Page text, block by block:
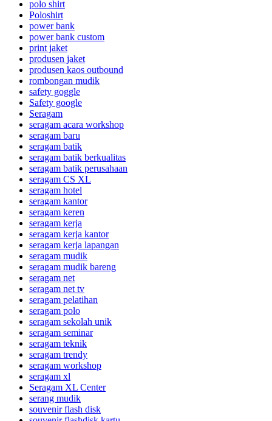
polo shirt
Poloshirt
power bank
power bank custom
print jaket
produsen jaket
produsen kaos outbound
rombongan mudik
safety goggle
Safety google
Seragam
seragam acara workshop
seragam baru
seragam batik
seragam batik berkualitas
seragam batik perusahaan
seragam CS XL
seragam hotel
seragam kantor
seragam keren
seragam kerja
seragam kerja kantor
seragam kerja lapangan
seragam mudik
seragam mudik bareng
seragam net
seragam net tv
seragam pelatihan
seragam polo
seragam sekolah unik
seragam seminar
seragam teknik
seragam trendy
seragam workshop
seragam xl
Seragam XL Center
serang mudik
souvenir flash disk